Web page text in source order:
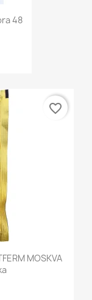
48
MOSKVA
favorite_border